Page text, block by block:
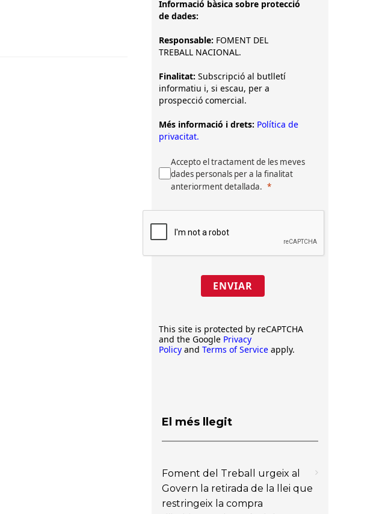
Informació bàsica sobre protecció
de dades:
Responsable: FOMENT DEL
TREBALL NACIONAL.
Finalitat: Subscripció al butlletí
informatiu i, si escau, per a
prospecció comercial.
Més informació i drets: Política de
privacitat.
Accepto el tractament de les meves
dades personals per a la finalitat
anteriorment detallada.
ENVIAR
This site is protected by reCAPTCHA
and the Google Privacy
Policy and Terms of Service apply.
El més llegit
Foment del Treball urgeix al
Govern la retirada de la llei que
restringeix la compra